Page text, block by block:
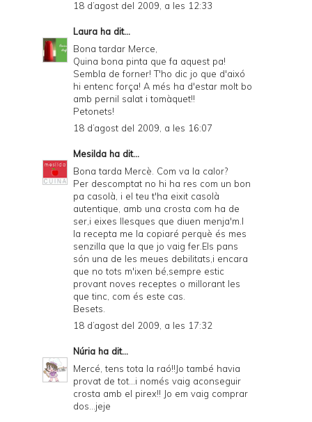
18 d’agost del 2009, a les 12:33
Laura ha dit...
Bona tardar Merce,
Quina bona pinta que fa aquest pa!
Sembla de forner! T'ho dic jo que d'aixó
hi entenc força! A més ha d'estar molt bo
amb pernil salat i tomàquet!!
Petonets!
18 d’agost del 2009, a les 16:07
Mesilda ha dit...
Bona tarda Mercè. Com va la calor?
Per descomptat no hi ha res com un bon
pa casolà, i el teu t'ha eixit casolà
autentique, amb una crosta com ha de
ser,i eixes llesques que diuen menja'm.I
la recepta me la copiaré perquè és mes
senzilla que la que jo vaig fer.Els pans
són una de les meues debilitats,i encara
que no tots m'ixen bé,sempre estic
provant noves receptes o millorant les
que tinc, com és este cas.
Besets.
18 d’agost del 2009, a les 17:32
Núria ha dit...
Mercé, tens tota la raó!!Jo també havia
provat de tot...i només vaig aconseguir
crosta amb el pirex!! Jo em vaig comprar
dos...jeje